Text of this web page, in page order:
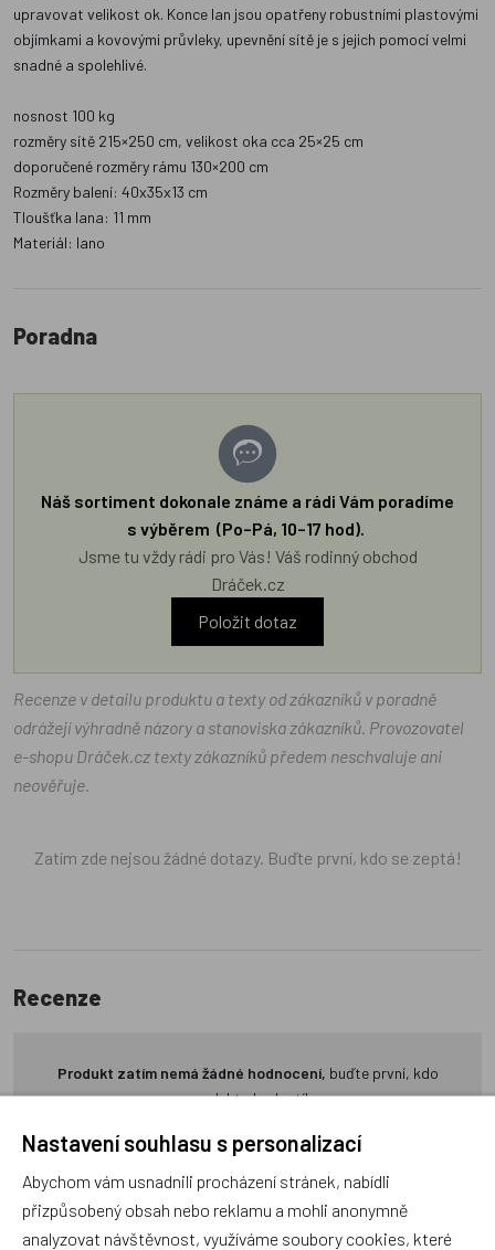
upravovat velikost ok. Konce lan jsou opatřeny robustními plastovými
objímkami a kovovými průvleky, upevnění sítě je s jejich pomocí velmi
snadné a spolehlivé.
nosnost 100 kg
rozměry sítě 215×250 cm, velikost oka cca 25×25 cm
doporučené rozměry rámu 130×200 cm
Rozměry balení: 40x35x13 cm
Tloušťka lana: 11 mm
Materiál: lano
Poradna
Náš sortiment dokonale známe a rádi Vám poradíme
s výběrem (Po–Pá, 10–17 hod).
Jsme tu vždy rádi pro Vás! Váš rodinný obchod
Dráček.cz
Položit dotaz
Recenze v detailu produktu a texty od zákazníků v poradně
odrážejí výhradně názory a stanoviska zákazníků. Provozovatel
e-shopu Dráček.cz texty zákazníků předem neschvaluje ani
neověřuje.
Zatím zde nejsou žádné dotazy. Buďte první, kdo se zeptá!
Recenze
Produkt zatím nemá žádné hodnocení, buďte první, kdo
produkt ohodnotí!
Přidat hodnocení
Nastavení souhlasu s personalizací
Abychom vám usnadnili procházení stránek, nabídli
přizpůsobený obsah nebo reklamu a mohli anonymně
analyzovat návštěvnost, využíváme soubory cookies, které